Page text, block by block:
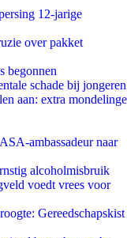
12-jarige
over pakket
begonnen
schade bij jongeren
aan: extra mondelinge
ambassadeur naar
alcoholmisbruik
voedt vrees voor
Gereedschapskist